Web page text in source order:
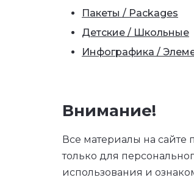
Пакеты / Packages
Детские / Школьные
Инфографика /
Внимание!
Все материалы на сайте
только для
использования и